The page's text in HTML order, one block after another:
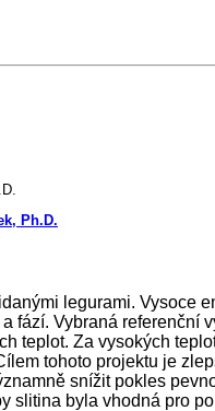
Ph.D.
legurami. Vysoce
Vybraná
teplot. Za vysokých
tohoto projektu je
snížit pokles
byla vhodná pro